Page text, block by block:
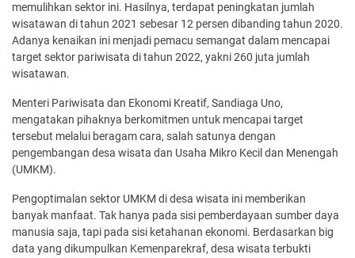
memulihkan sektor ini. Hasilnya, terdapat peningkatan jumlah
wisatawan di tahun 2021 sebesar 12 persen dibanding tahun 2020.
Adanya kenaikan ini menjadi pemacu semangat dalam mencapai
target sektor pariwisata di tahun 2022, yakni 260 juta jumlah
wisatawan.
Menteri Pariwisata dan Ekonomi Kreatif, Sandiaga Uno,
mengatakan pihaknya berkomitmen untuk mencapai target
tersebut melalui beragam cara, salah satunya dengan
pengembangan desa wisata dan Usaha Mikro Kecil dan Menengah
(UMKM).
Pengoptimalan sektor UMKM di desa wisata ini memberikan
banyak manfaat. Tak hanya pada sisi pemberdayaan sumber daya
manusia saja, tapi pada sisi ketahanan ekonomi. Berdasarkan big
data yang dikumpulkan Kemenparekraf, desa wisata terbukti